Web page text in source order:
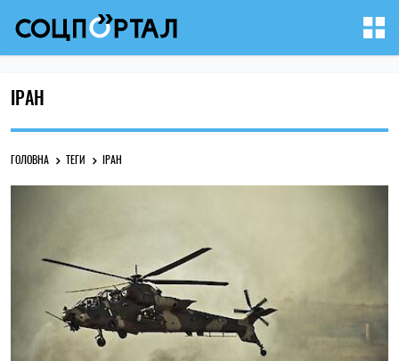
ІРАН
ГОЛОВНА ТЕГИ ІРАН